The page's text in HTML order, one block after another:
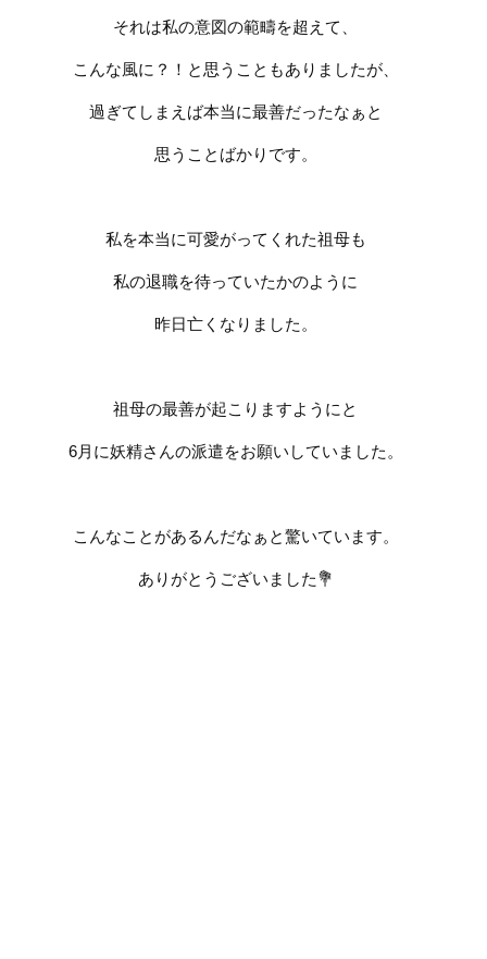
それは私の意図の範疇を超えて、
こんな風に？！と思うこともありましたが、
過ぎてしまえば本当に最善だったなぁと
思うことばかりです。
私を本当に可愛がってくれた祖母も
私の退職を待っていたかのように
昨日亡くなりました。
祖母の最善が起こりますようにと
6月に妖精さんの派遣をお願いしていました。
こんなことがあるんだなぁと驚いています。
ありがとうございました💐